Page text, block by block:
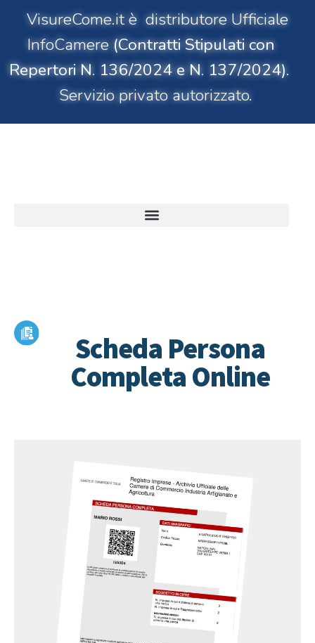
VisureCome.it è distributore Ufficiale
InfoCamere(Contratti Stipulati con
Repertori N. 136/2024 e N. 137/2024).
Servizio privato autorizzato.
Scheda Persona
Completa Online